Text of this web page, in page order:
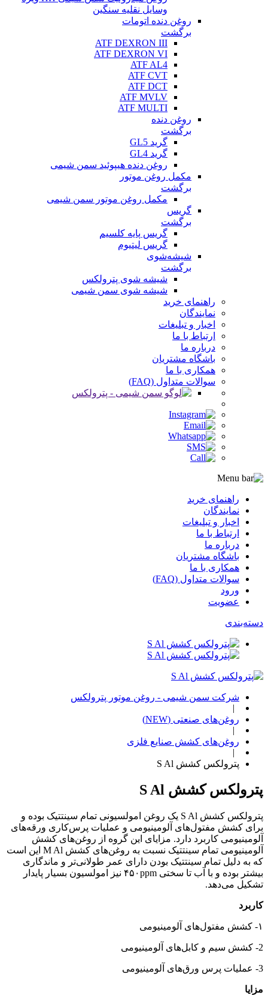
وسایل نقلیه سنگین
روغن دنده اتومات
برگشت
ATF DEXRON III
ATF DEXRON VI
ATF AL4
ATF CVT
ATF DCT
ATF MVLV
ATF MULTI
روغن دنده
برگشت
گرید GL5
گرید GL4
روغن دنده هیپوئید سمن شیمی
مکمل روغن موتور
برگشت
مکمل روغن موتور سمن شیمی
گریس
برگشت
گریس پایه کلسیم
گریس لیتیوم
شیشه‌شوی
برگشت
شیشه شوی پترولکس
شیشه شوی سمن شیمی
راهنمای خرید
نمایندگان
اخبار و تبلیغات
ارتباط با ما
درباره ما
باشگاه مشتریان
همکاری با ما
سوالات متداول (FAQ)
راهنمای خرید
نمایندگان
اخبار و تبلیغات
ارتباط با ما
درباره ما
باشگاه مشتریان
همکاری با ما
سوالات متداول (FAQ)
ورود
عضویت
دسته‌بندی‌
شرکت سمن شیمی - روغن موتور پترولکس
|
روغن‌های صنعتی (NEW)
|
روغن‌های کشش صنایع فلزی
|
پترولکس کشش S Al
پترولکس کشش S Al
پترولکس کشش S Al یک روغن امولسیونی تمام سینتتیک بوده و
برای کشش مفتول‌های آلومینیومی و عملیات پرس‌کاری ورقه‌های
آلومینیومی کاربرد دارد. مزایای این گروه از روغن‌های کشش
آلومینیومی تمام سینتتیک نسبت به روغن‌های کشش M Al این است
که به دلیل تمام سینتتیک بودن دارای عمر طولانی‌تر و ماندگاری
بیشتر بوده و با آب تا سختی ۴۵۰ppm نیز امولسیون بسیار پایدار
تشکیل می‌دهد.
کاربرد
۱- کشش مفتول‌های آلومینیومی
2- کشش سیم و کابل‌های آلومینیومی
3- عملیات پرس ورق‌های آلومینیومی
مزايا